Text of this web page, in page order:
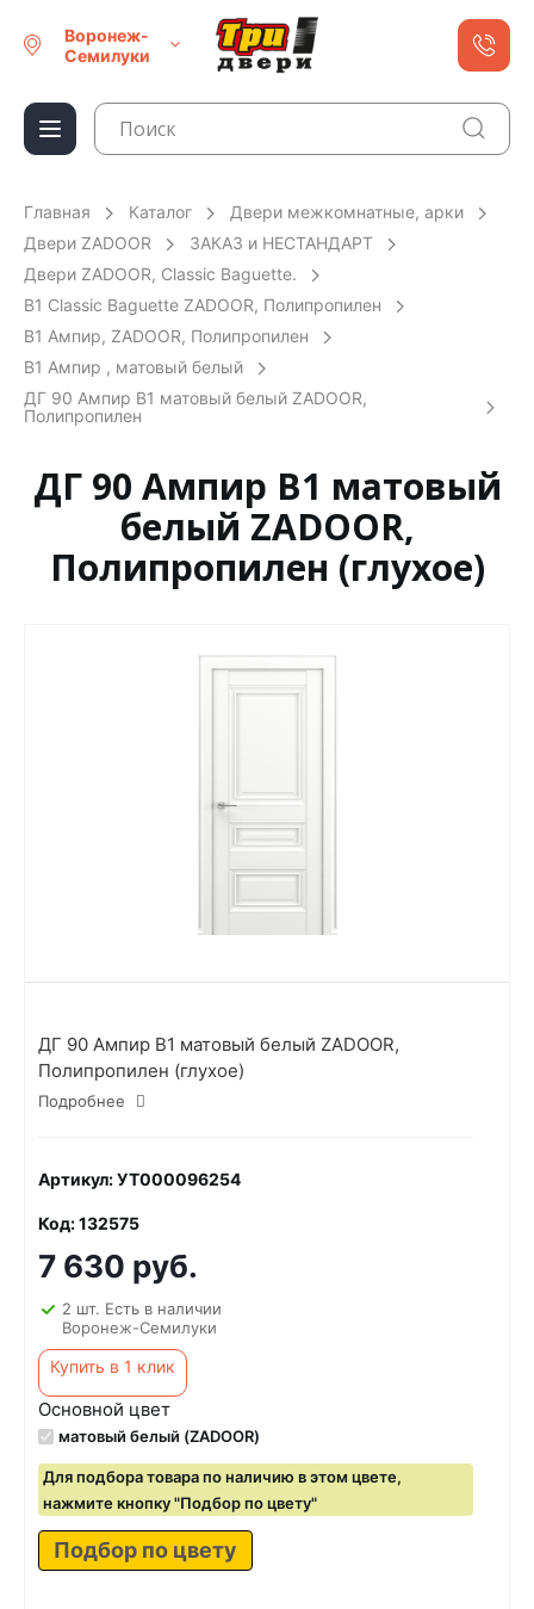
Воронеж-
Семилуки
Главная Каталог
Двери межкомнатные, арки
Двери ZADOOR
ЗАКАЗ и НЕСТАНДАРТ
Двери ZADOOR, Classic Baguette.
В1 Classic Baguette ZADOOR, Полипропилен
В1 Ампир, ZADOOR, Полипропилен
В1 Ампир , матовый белый
ДГ 90 Ампир В1 матовый белый ZADOOR,
Полипропилен
ДГ 90 Ампир В1 матовый
белый ZADOOR,
Полипропилен (глухое)
ДГ 90 Ампир В1 матовый белый ZADOOR,
Полипропилен (глухое)
Подробнее
Артикул: УТ000096254
Код: 132575
7 630 руб.
2 шт. Есть в наличии
Воронеж-Семилуки
Купить в 1 клик
Основной цвет
матовый белый (ZADOOR)
Для подбора товара по наличию в этом цвете,
нажмите кнопку "Подбор по цвету"
Подбор по цвету